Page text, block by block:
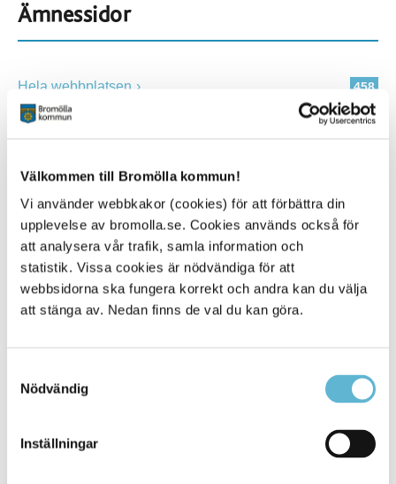
Välkommen till Bromölla kommun!
Vi använder webbkakor (cookies) för att förbättra din
upplevelse av bromolla.se. Cookies används också för
att analysera vår trafik, samla information och
statistik. Vissa cookies är nödvändiga för att
webbsidorna ska fungera korrekt och andra kan du välja
att stänga av. Nedan finns de val du kan göra.
Nödvändig
Inställningar
Ämnessidor
458
Hela webbplatsen
Alla platser
KONTAKT